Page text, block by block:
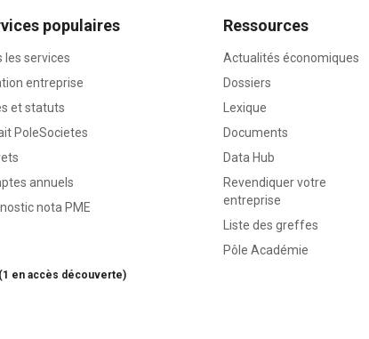
populaires
les services
entreprise
et statuts
PoleSocietes
annuels
nota PME
Ressources
Actualités économiques
Dossiers
Lexique
Documents
Data Hub
Revendiquer votre
entreprise
Liste des greffes
Pôle Académie
en accès découverte)